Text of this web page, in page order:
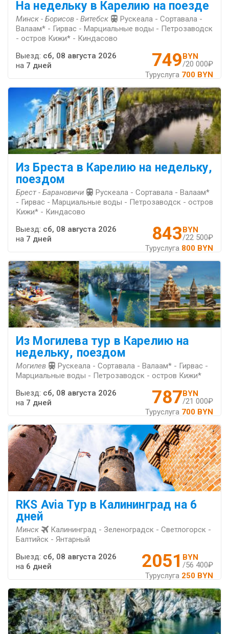
На недельку в Карелию на поезде
Минск - Борисов - Витебск
Рускеала - Сортавала -
Валаам* - Гирвас - Марциальные воды - Петрозаводск
- остров Кижи* - Киндасово
749BYN
/20 000₽
Туруслуга 700 BYN
Выезд: сб, 08 августа 2026
на 7 дней
Из Бреста в Карелию на недельку,
поездом
Брест - Барановичи
Рускеала - Сортавала - Валаам*
- Гирвас - Марциальные воды - Петрозаводск - остров
Кижи* - Киндасово
843BYN
/22 500₽
Туруслуга 800 BYN
Выезд: сб, 08 августа 2026
на 7 дней
Из Могилева тур в Карелию на
недельку, поездом
Могилев
Рускеала - Сортавала - Валаам* - Гирвас -
Марциальные воды - Петрозаводск - остров Кижи*
787BYN
/21 000₽
Туруслуга 700 BYN
Выезд: сб, 08 августа 2026
на 7 дней
RKS Avia Тур в Калининград на 6
дней
Минск
Калининград - Зеленоградск - Светлогорск -
Балтийск - Янтарный
2051 BYN
/56 400₽
Туруслуга 250 BYN
Выезд: сб, 08 августа 2026
на 6 дней